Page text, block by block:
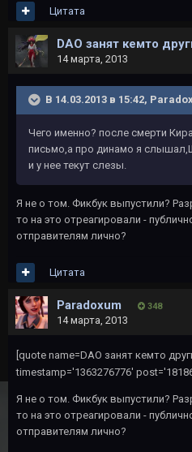
Цитата
DAO занят кемто
14 марта, 2013
В 14.03.2013 в 15:42,
Чего именно? после смерти
письмо,а про динамо я
и у нее текут слезы.
Я не о том. Фикбук выпустили?
то на это отреагировали -
отправителям лично?
Цитата
Paradoxum 348
14 марта, 2013
[quote name=DAO занят кемто
timestamp='1363276776'
Я не о том. Фикбук выпустили?
то на это отреагировали -
отправителям лично?